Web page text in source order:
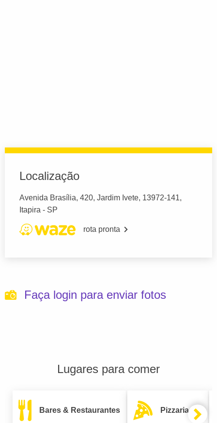
Localização
Avenida Brasília, 420, Jardim Ivete, 13972-141,
Itapira - SP
rota pronta
Faça login para enviar fotos
Lugares para comer
Bares & Restaurantes Pizzarias